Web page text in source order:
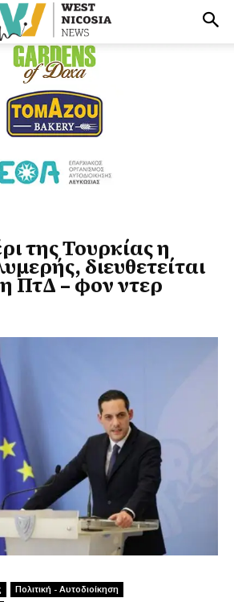
της Τουρκίας η
διευθετείται
ΠτΔ – φον ντερ
Πολιτική - Αυτοδιοίκηση